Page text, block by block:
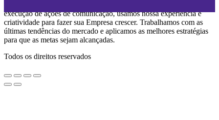
execução de ações de comunicação, usamos nossa experiência e
criatividade para fazer sua Empresa crescer. Trabalhamos com as
últimas tendências do mercado e aplicamos as melhores estratégias
para que as metas sejam alcançadas.
Todos os direitos reservados